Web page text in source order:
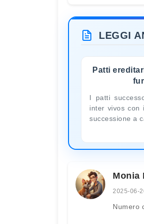
LEGGI
Patti
I patti
inter vivos con
successione a
Monia
2025-06-
Numero